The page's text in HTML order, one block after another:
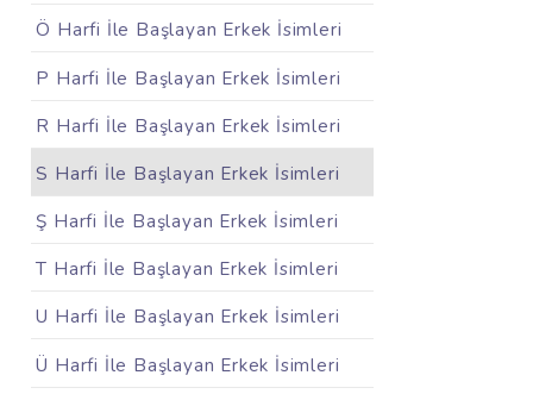
Ö Harfi İle Başlayan Erkek İsimleri
P Harfi İle Başlayan Erkek İsimleri
R Harfi İle Başlayan Erkek İsimleri
S Harfi İle Başlayan Erkek İsimleri
Ş Harfi İle Başlayan Erkek İsimleri
T Harfi İle Başlayan Erkek İsimleri
U Harfi İle Başlayan Erkek İsimleri
Ü Harfi İle Başlayan Erkek İsimleri